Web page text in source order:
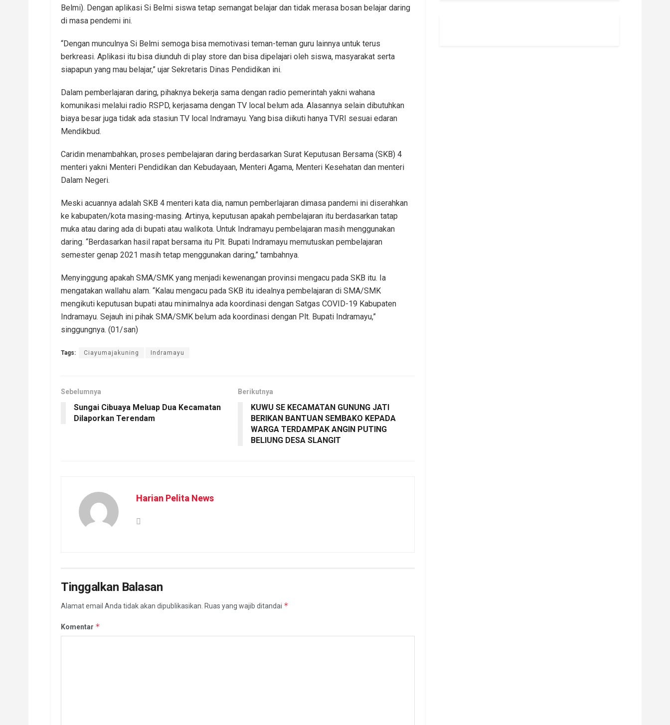
Belmi). Dengan aplikasi Si Belmi siswa tetap semangat belajar dan tidak merasa bosan belajar daring
di masa pendemi ini.
“Dengan munculnya Si Belmi semoga bisa memotivasi teman-teman guru lainnya untuk terus
berkreasi. Aplikasi itu bisa diunduh di play store dan bisa dipelajari oleh siswa, masyarakat serta
siapapun yang mau belajar,” ujar Sekretaris Dinas Pendidikan ini.
Dalam pemberlajaran daring, pihaknya bekerja sama dengan radio pemerintah yakni wahana
komunikasi melalui radio RSPD, kerjasama dengan TV local belum ada. Alasannya selain dibutuhkan
biaya besar juga tidak ada stasiun TV local Indramayu. Yang bisa diikuti hanya TVRI sesuai edaran
Mendikbud.
Caridin menambahkan, proses pembelajaran daring berdasarkan Surat Keputusan Bersama (SKB) 4
menteri yakni Menteri Pendidikan dan Kebudayaan, Menteri Agama, Menteri Kesehatan dan menteri
Dalam Negeri.
Meski acuannya adalah SKB 4 menteri kata dia, namun pemberlajaran dimasa pandemi ini diserahkan
ke kabupaten/kota masing-masing. Artinya, keputusan apakah pembelajaran itu berdasarkan tatap
muka atau daring ada di bupati atau walikota. Untuk Indramayu pembelajaran masih menggunakan
daring. “Berdasarkan hasil rapat bersama itu Plt. Bupati Indramayu memutuskan pembelajaran
semester genap 2021 masih tetap menggunakan daring,” tambahnya.
Menyinggung apakah SMA/SMK yang menjadi kewenangan provinsi mengacu pada SKB itu. Ia
mengatakan wallahu alam. “Kalau mengacu pada SKB itu idealnya pembelajaran di SMA/SMK
mengikuti keputusan bupati atau minimalnya ada koordinasi dengan Satgas COVID-19 Kabupaten
Indramayu. Sejauh ini pihak SMA/SMK belum ada koordinasi dengan Plt. Bupati Indramayu,”
singgungnya. (01/san)
Tags: Ciayumajakuning Indramayu
Sebelumnya
Sungai Cibuaya Meluap Dua Kecamatan
Dilaporkan Terendam
Berikutnya
KUWU SE KECAMATAN GUNUNG JATI
BERIKAN BANTUAN SEMBAKO KEPADA
WARGA TERDAMPAK ANGIN PUTING
BELIUNG DESA SLANGIT
Harian Pelita News
Tinggalkan Balasan
Alamat email Anda tidak akan dipublikasikan. Ruas yang wajib ditandai *
Komentar *